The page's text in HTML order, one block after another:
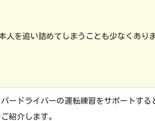
を追い詰めてしまうことも少なくありま
ードライバーの運転練習をサポートする
紹介します。